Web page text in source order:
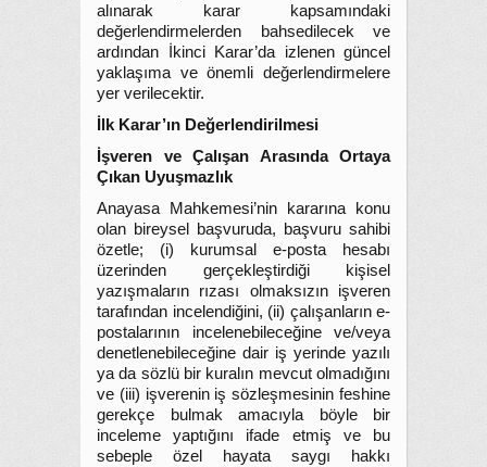
alınarak karar kapsamındaki
değerlendirmelerden bahsedilecek ve
ardından İkinci Karar’da izlenen güncel
yaklaşıma ve önemli değerlendirmelere
yer verilecektir.
İlk Karar’ın Değerlendirilmesi
İşveren ve Çalışan Arasında Ortaya
Çıkan Uyuşmazlık
Anayasa Mahkemesi’nin kararına konu
olan bireysel başvuruda, başvuru sahibi
özetle; (i) kurumsal e-posta hesabı
üzerinden gerçekleştirdiği kişisel
yazışmaların rızası olmaksızın işveren
tarafından incelendiğini, (ii) çalışanların e-
postalarının incelenebileceğine ve/veya
denetlenebileceğine dair iş yerinde yazılı
ya da sözlü bir kuralın mevcut olmadığını
ve (iii) işverenin iş sözleşmesinin feshine
gerekçe bulmak amacıyla böyle bir
inceleme yaptığını ifade etmiş ve bu
sebeple özel hayata saygı hakkı